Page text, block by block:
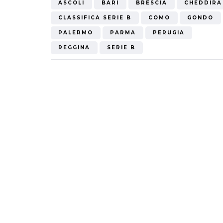
ASCOLI BARI BRESCIA CHEDDIRA
CLASSIFICA SERIE B COMO GONDO
PALERMO PARMA PERUGIA
REGGINA SERIE B
Mondiale"
5 Ottobre 2022